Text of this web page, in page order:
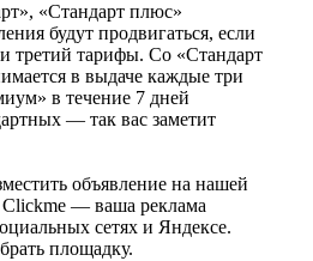
«Стандарт плюс»
будут продвигаться, если
третий тарифы. Со «Стандарт
в выдаче каждые три
в течение 7 дней
— так вас заметит
объявление на нашей
— ваша реклама
сетях и Яндексе.
площадку.